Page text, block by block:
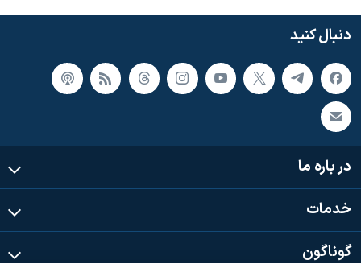
دنبال کنید
در باره ما
خدمات
گوناگون